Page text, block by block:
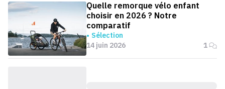
Quelle remorque vélo enfant
choisir en 2026 ? Notre
comparatif
Sélection
14 juin 2026
1